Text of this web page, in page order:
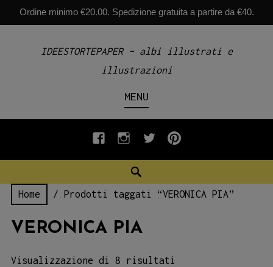
Ordine minimo €20.00. Spedizione gratuita a partire da €40.
IDEESTORTEPAPER – albi illustrati e
illustrazioni
MENU
fb INSTAGRAM
twiterpinterest
Home / Prodotti taggati “VERONICA PIA”
VERONICA PIA
Visualizzazione di 8 risultati